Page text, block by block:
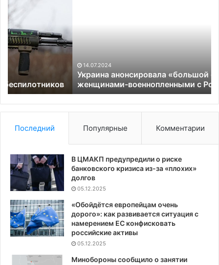
«большой
обмен»
женщинами-
военнопленными
с
Россией
14.07.2024
Украина анонсировала «большой обмен»
женщинами-военнопленными с Россией
Последний Популярные Комментарии
В ЦМАКП предупредили о риске
банковского кризиса из-за «плохих»
долгов
05.12.2025
«Обойдётся европейцам очень
дорого»: как развивается ситуация с
намерением ЕС конфисковать
российские активы
05.12.2025
Минобороны сообщило о занятии